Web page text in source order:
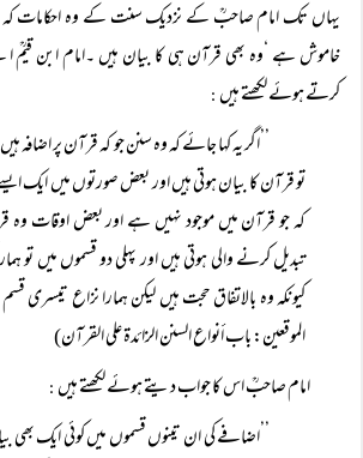
یہاں تک امام صاحبؒ کے نزدیک سنت کے وہ احکامات
خاموش ہے ‘وہ بھی قرآن ہی کا بیان ہیں ۔امام ابن قیمؒ
کرتے ہوئے لکھتے ہیں :
’’اگر یہ کہا جائے کہ وہ سنن جو کہ قرآن پر
تو قرآن کا بیان ہوتی ہیں اور بعض صورتوں میں ایک
کہ جو قرآن میں موجود نہیں ہے اور بعض اوقات
تبدیل کرنے والی ہوتی ہیں اور پہلی دو قسموں میں تو
کیونکہ وہ بالاتفاق حجت ہیں لیکن ہمارا نزاع تیسری
الموقعین: باب أنواع السنن الزائدۃ علی القرآن)
امام صاحبؒ اس کا جواب دیتے ہوئے لکھتے ہیں :
’’اضافے کی ان تینوں قسموں میں کوئی ایک بھی